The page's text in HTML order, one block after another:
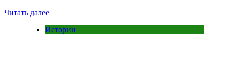
Читать далее
Истории